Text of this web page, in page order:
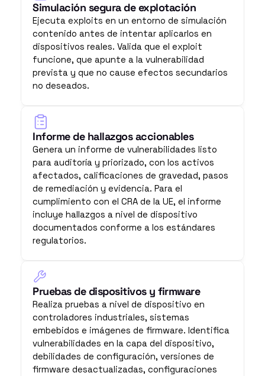
Simulación segura de explotación
Ejecuta exploits en un entorno de simulación
contenido antes de intentar aplicarlos en
dispositivos reales. Valida que el exploit
funcione, que apunte a la vulnerabilidad
prevista y que no cause efectos secundarios
no deseados.
Informe de hallazgos accionables
Genera un informe de vulnerabilidades listo
para auditoría y priorizado, con los activos
afectados, calificaciones de gravedad, pasos
de remediación y evidencia. Para el
cumplimiento con el CRA de la UE, el informe
incluye hallazgos a nivel de dispositivo
documentados conforme a los estándares
regulatorios.
Pruebas de dispositivos y firmware
Realiza pruebas a nivel de dispositivo en
controladores industriales, sistemas
embebidos e imágenes de firmware. Identifica
vulnerabilidades en la capa del dispositivo,
debilidades de configuración, versiones de
firmware desactualizadas, configuraciones